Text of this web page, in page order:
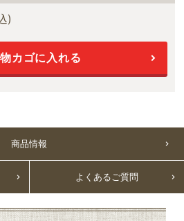
)
カゴに入れる
商品情報
よくあるご質問